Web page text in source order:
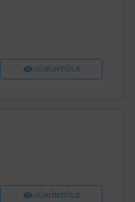
GÖRÜNTÜLE
GÖRÜNTÜLE